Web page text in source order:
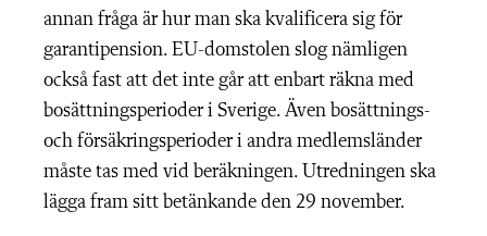
annan fråga är hur man ska kvalificera sig för
garantipension. EU-domstolen slog nämligen
också fast att det inte går att enbart räkna med
bosättningsperioder i Sverige. Även bosättnings-
och försäkringsperioder i andra medlemsländer
måste tas med vid beräkningen. Utredningen ska
lägga fram sitt betänkande den 29 november.